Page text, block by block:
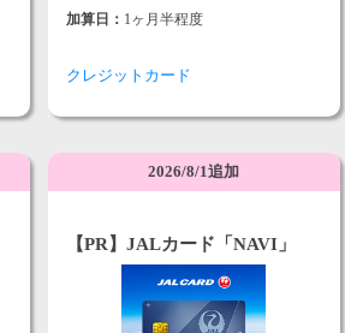
加算日： 1ヶ月半程度
クレジットカード
2026/8/1追加
【PR】JALカード「NAVI」
visa専用